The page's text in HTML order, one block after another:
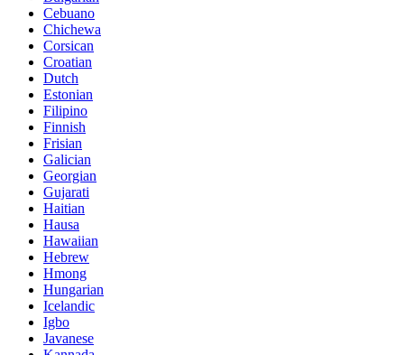
Cebuano
Chichewa
Corsican
Croatian
Dutch
Estonian
Filipino
Finnish
Frisian
Galician
Georgian
Gujarati
Haitian
Hausa
Hawaiian
Hebrew
Hmong
Hungarian
Icelandic
Igbo
Javanese